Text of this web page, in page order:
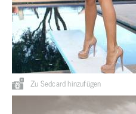
Zu Sedcard hinzufügen